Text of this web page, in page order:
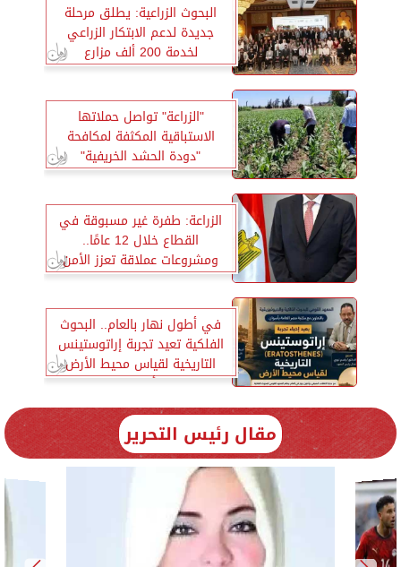
البحوث الزراعية: يطلق مرحلة
جديدة لدعم الابتكار الزراعي
لخدمة 200 ألف مزارع
"الزراعة" تواصل حملاتها
الاستباقية المكثفة لمكافحة
"دودة الحشد الخريفية"
الزراعة: طفرة غير مسبوقة في
القطاع خلال 12 عامًا..
ومشروعات عملاقة تعزز الأمن
الغذائي وتضاعف الإنتاج
في أطول نهار بالعام.. البحوث
الفلكية تعيد تجربة إراتوستينس
التاريخية لقياس محيط الأرض
بأسوان
مقال رئيس التحرير